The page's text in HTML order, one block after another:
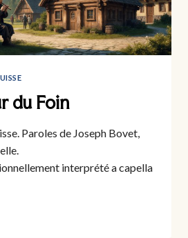
du Foin
Paroles de Joseph Bovet,
interprété a capella